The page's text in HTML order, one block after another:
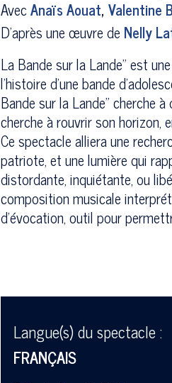
AvecAnaïs Aouat,Valentine
D'après une œuvre de Nelly
La Bande sur la Lande" est
l'histoire d'une bande
Bande sur la Lande" cherche
cherche à rouvrir son horizon,
Ce spectacle alliera une
patriote, et une lumière qui
distordante, inquiétante, ou
composition musicale
d'évocation, outil pour
Langue(s) du spectacle :
FRANÇAIS